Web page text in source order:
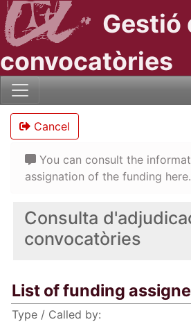
Gestió
convocatòries
Consulta
convocatòries
List of funding
Type / Called by:
Cancel
You can consult the
assignation of the funding here.